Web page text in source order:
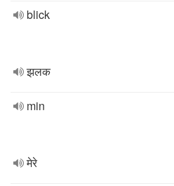
blick
झलक
min
मेरे